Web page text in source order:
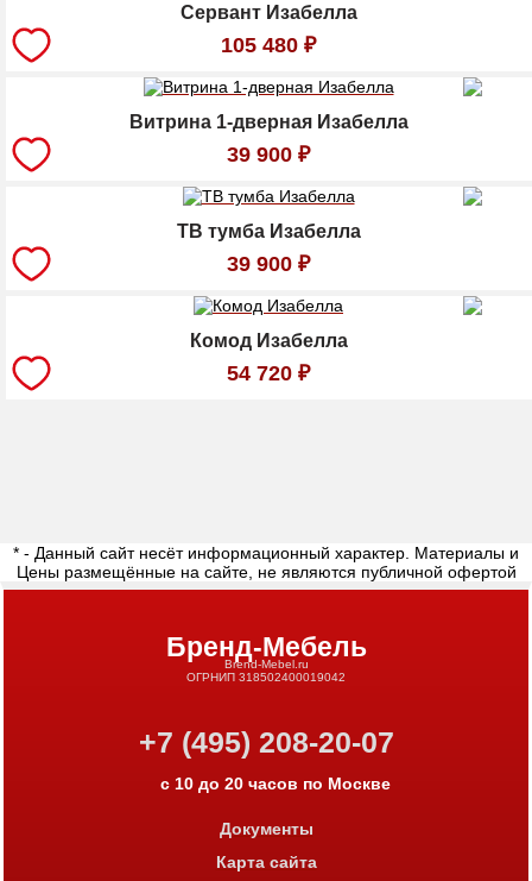
Сервант Изабелла
105 480 ₽
Витрина 1-дверная Изабелла
39 900 ₽
ТВ тумба Изабелла
39 900 ₽
Комод Изабелла
54 720 ₽
* - Данный сайт несёт информационный характер. Материалы и
Цены размещённые на сайте, не являются публичной офертой
Бренд-Мебель
Brend-Mebel.ru
ОГРНИП 318502400019042
+7 (495) 208-20-07
с 10 до 20 часов по Москве
Документы
Карта сайта